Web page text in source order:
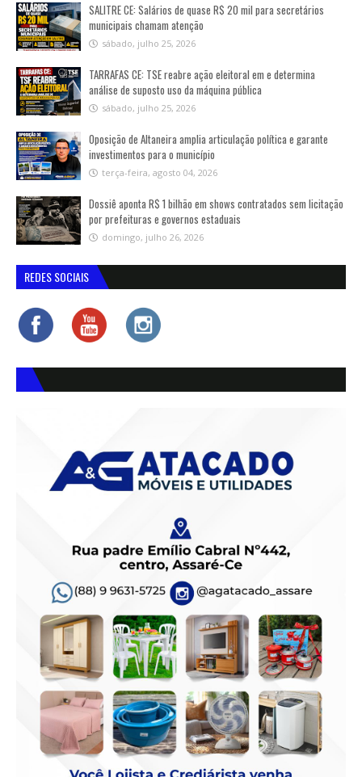
SALITRE CE: Salários de quase R$ 20 mil para secretários
municipais chamam atenção
sábado, julho 25, 2026
TARRAFAS CE: TSE reabre ação eleitoral em e determina
análise de suposto uso da máquina pública
sábado, julho 25, 2026
Oposição de Altaneira amplia articulação política e garante
investimentos para o município
terça-feira, agosto 04, 2026
Dossiê aponta R$ 1 bilhão em shows contratados sem licitação
por prefeituras e governos estaduais
domingo, julho 26, 2026
REDES SOCIAIS